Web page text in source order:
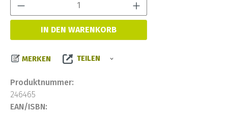
IN DEN WARENKORB
MERKEN TEILEN
Produktnummer:
246465
EAN/ISBN: